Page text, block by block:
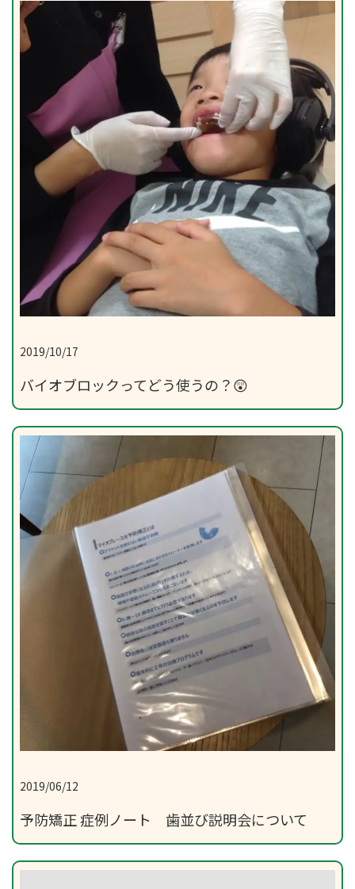
2019/10/17
バイオブロックってどう使うの？😲
2019/06/12
予防矯正 症例ノート 歯並び説明会について